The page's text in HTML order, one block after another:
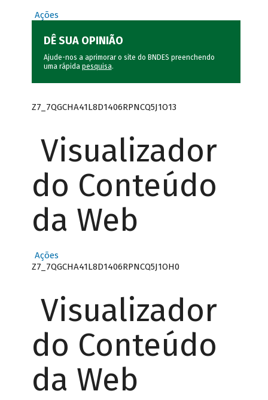
Ações
DÊ SUA OPINIÃO
Ajude-nos a aprimorar o site do BNDES preenchendo
uma rápida pesquisa.
Z7_7QGCHA41L8D1406RPNCQ5J1O13
Visualizador
do Conteúdo
da Web
Ações
Z7_7QGCHA41L8D1406RPNCQ5J1OH0
Visualizador
do Conteúdo
da Web